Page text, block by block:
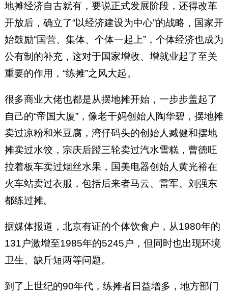
地摊经济自古就有，要说正式发展阶段，还得改革
开放后，确立了“以经济建设为中心”的战略，国家开
始鼓励“国营、集体、个体一起上”，个体经济也成为
公有制的补充，这对于国家增收、增就业起了至关
重要的作用，“练摊”之风大起。
很多商业大佬也都是从摆地摊开始，一步步盖起了
自己的“帝国大厦”，像老干妈创始人陶华碧，摆地摊
卖过凉粉和米豆腐，湾仔码头的创始人臧健和摆地
摊卖过水饺，宗庆后蹬三轮卖过汽水雪糕，曹德旺
拉着板车卖过烟丝水果，国美电器创始人黄光裕在
火车站卖过衣服，包括后来者马云、雷军、刘强东
都练过摊。
据媒体报道，北京有证的个体饮食户，从1980年的
131户激增至1985年的5245户，但同时也出现环境
卫生、缺斤短两等问题。
到了上世纪的90年代，练摊者日益增多，地方部门